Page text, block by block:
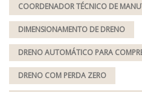
COORDENADOR TÉCNICO DE
DIMENSIONAMENTO DE DRENO
DRENO AUTOMÁTICO PARA
DRENO COM PERDA ZERO